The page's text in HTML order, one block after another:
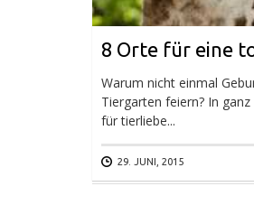
8 Orte für eine
Warum nicht einmal
Tiergarten feiern? In
für tierliebe...
29. JUNI, 2015